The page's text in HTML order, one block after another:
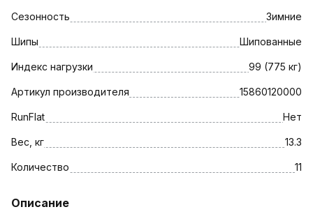
Сезонность Зимние
Шипы Шипованные
Индекс нагрузки 99 (775 кг)
Артикул производителя 15860120000
RunFlat Нет
Вес, кг 13.3
Количество 11
Описание